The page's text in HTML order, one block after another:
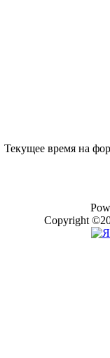
Текущее время на
Copyright